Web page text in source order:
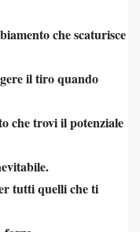
che scaturisce
il tiro quando
che trovi il potenziale
tutti quelli che ti